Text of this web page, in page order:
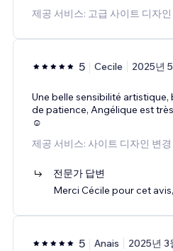
제공 서비스: 고급 사이트 디자인
5 Cecile 2025년
Une belle sensibilité
de patience, Angélique est
☺️
제공 서비스: 사이트 디자인 변경
전문가 답변
Merci Cécile pour cet
5 Anais 2025년 3